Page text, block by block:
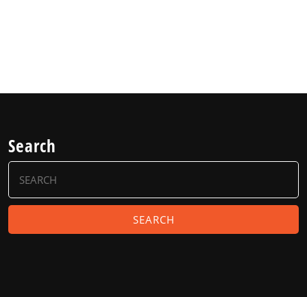
Search
Search
for: